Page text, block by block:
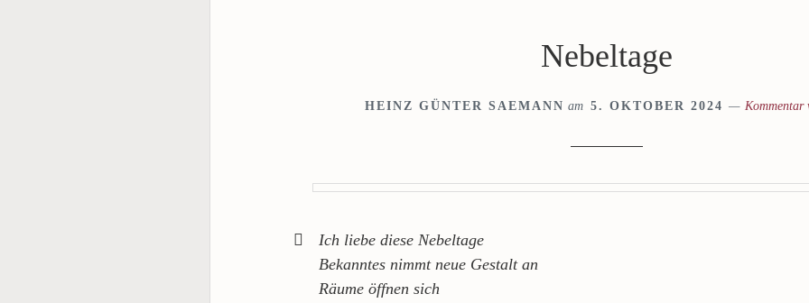
Nebeltage
HEINZ GÜNTER SAEMANN am 5. OKTOBER 2024 Kommentar
Ich liebe diese Nebeltage
Bekanntes nimmt neue Gestalt an
Räume öffnen sich